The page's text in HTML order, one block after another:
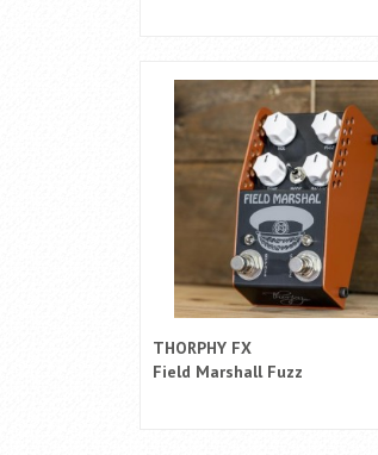
THORPHY FX
Field Marshall Fuzz